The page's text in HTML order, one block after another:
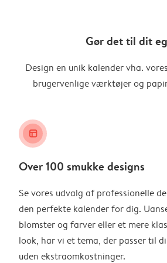
Gør det til dit
Design en unik kalender vha.
brugervenlige værktøjer og
layout_alt
Over 100 smukke designs
Se vores udvalg af professionelle
den perfekte kalender for dig.
blomster og farver eller et mere
look, har vi et tema, der passer til
uden ekstraomkostninger.